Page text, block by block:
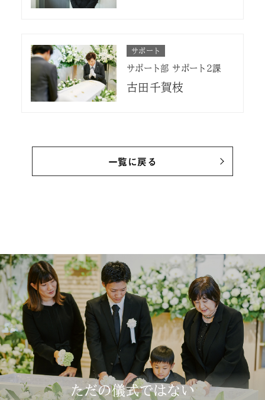
サポート
サポート部 サポート2課
古田千賀枝
一覧に戻る
ただの儀式ではない